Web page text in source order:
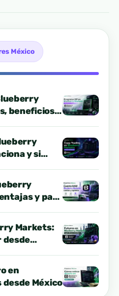
México
beneficios y
y si
y para
Markets:
desde
en
México